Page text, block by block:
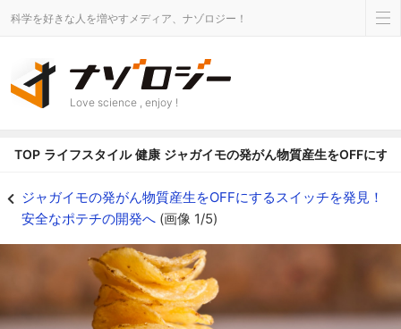
科学を好きな人を増やすメディア、ナゾロジー！
Love science , enjoy !
TOP ライフスタイル 健康 ジャガイモの発がん物質産生をOFFにす
ジャガイモの発がん物質産生をOFFにするスイッチを発見！
安全なポテチの開発へ (画像 1/5)